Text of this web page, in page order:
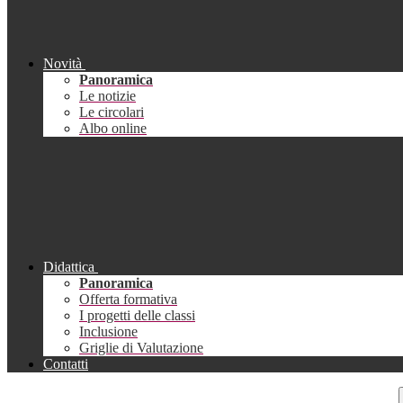
Novità
Panoramica
Le notizie
Le circolari
Albo online
Didattica
Panoramica
Offerta formativa
I progetti delle classi
Inclusione
Griglie di Valutazione
Contatti